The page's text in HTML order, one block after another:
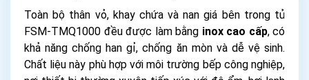
Toàn bộ thân vỏ, khay chứa và nan giá bên trong tủ
FSM-TMQ1000 đều được làm bằng inox cao cấp, có
khả năng chống han gỉ, chống ăn mòn và dễ vệ sinh.
Chất liệu này phù hợp với môi trường bếp công nghiệp,